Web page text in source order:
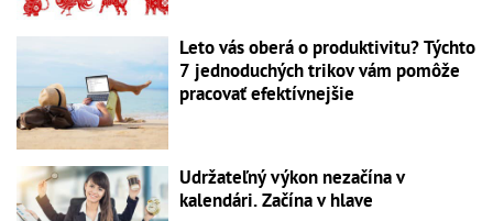
Leto vás oberá o produktivitu? Týchto
7 jednoduchých trikov vám pomôže
pracovať efektívnejšie
Udržateľný výkon nezačína v
kalendári. Začína v hlave